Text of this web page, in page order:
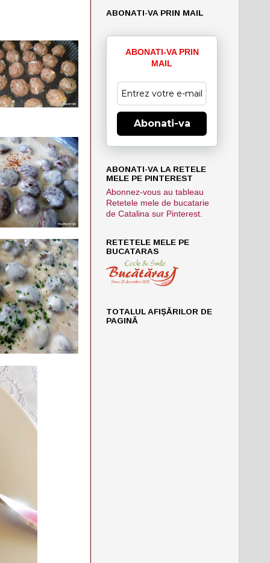
ABONATI-VA PRIN MAIL
ABONATI-VA PRIN
MAIL
Abonati-va
ABONATI-VA LA RETELE
MELE PE PINTEREST
Abonnez-vous au tableau
Retetele mele de bucatarie
de Catalina sur Pinterest.
RETETELE MELE PE
BUCATARAS
TOTALUL AFIȘĂRILOR DE
PAGINĂ